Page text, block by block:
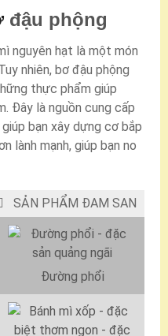
đậu phộng
nguyên hạt là một món
nhiên, bơ đậu phộng
thực phẩm giúp
Đây là nguồn cung cấp
bạn xây dựng cơ bắp
lành mạnh, giúp bạn no
SẢN PHẨM ĐAM SAN
Đường phổi